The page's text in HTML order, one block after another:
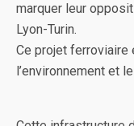
marquer leur
Lyon-Turin.
Ce projet ferroviaire
l’environnement et